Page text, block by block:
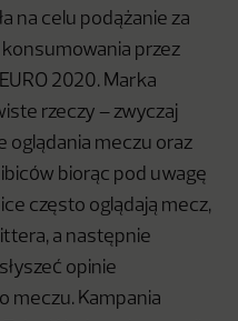
na celu podążanie za
przez
2020. Marka
rzeczy – zwyczaj
oglądania meczu oraz
biorąc pod uwagę
często oglądają mecz,
a następnie
opinie
meczu. Kampania